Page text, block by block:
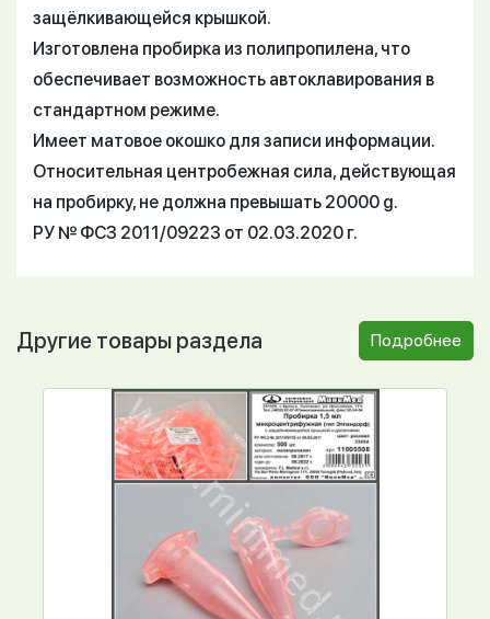
защёлкивающейся крышкой.
Изготовлена пробирка из полипропилена, что
обеспечивает возможность автоклавирования в
стандартном режиме.
Имеет матовое окошко для записи информации.
Относительная центробежная сила, действующая
на пробирку, не должна превышать 20000 g.
РУ № ФСЗ 2011/09223 от 02.03.2020 г.
Другие товары раздела Подробнее